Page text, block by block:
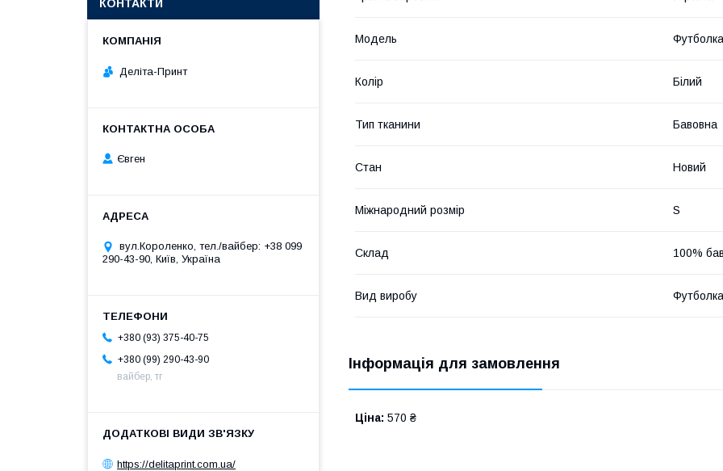
Модель Футболка
Колір Білий
Тип тканини Бавовна
Стан Новий
Міжнародний розмір S
Склад 100%
Вид виробу Футболка
Інформація для замовлення
Ціна: 570 ₴
КОНТАКТИ
Деліта-Принт
Євген
вул.Короленко, тел./вайбер: +38 099
290-43-90, Київ, Україна
+380 (93) 375-40-75
+380 (99) 290-43-90
вайбер, тг
https://delitaprint.com.ua/